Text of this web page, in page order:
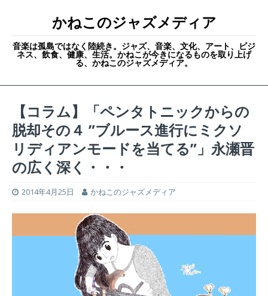
かねこのジャズメディア
音楽は孤島ではなく陸続き。ジャズ、音楽、文化、アート、ビジ
ネス、飲食、健康、生活。かねこが今きになるものを取り上げ
る、かねこのジャズメディア。
【コラム】「ペンタトニックからの
脱却その４ ”ブルース進行にミクソ
リディアンモードを当てる”」永瀬晋
の広く深く・・・
2014年4月25日 かねこのジャズメディア